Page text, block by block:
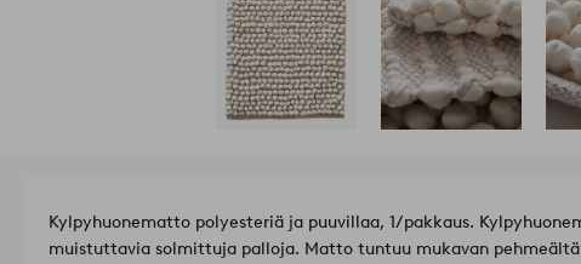
Kylpyhuonematto polyesteriä ja puuvillaa, 1/pakkaus.
muistuttavia solmittuja palloja. Matto tuntuu mukavan pehmeältä